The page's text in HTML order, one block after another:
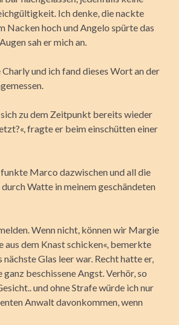
Ich denke, die nackte
Nacken hoch und Angelo spürte das
sah er mich an.
Charly und ich fand dieses Wort an der
zu dem Zeitpunkt bereits wieder
fragte er beim einschütten einer
Marco dazwischen und all die
Watte in meinem geschändeten
Wenn nicht, können wir Margie
aus dem Knast schicken«, bemerkte
nächste Glas leer war. Recht hatte er,
beschissene Angst. Verhör, so
und ohne Strafe würde ich nur
Anwalt davonkommen, wenn